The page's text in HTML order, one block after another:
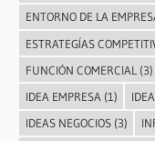
ENTORNO DE LA
ESTRATEGÍAS
FUNCIÓN COMERCIAL (3)
IDEA EMPRESA (1)
IDEAS NEGOCIOS(3)